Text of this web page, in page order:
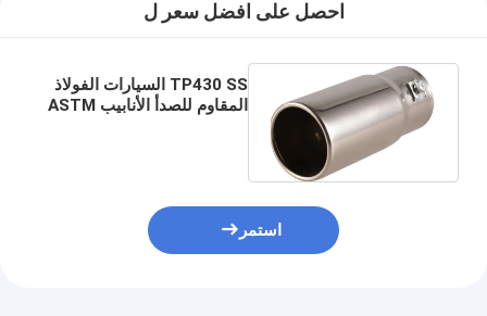
احصل على افضل سعر ل
TP430 SS السيارات الفولاذ
المقاوم للصدأ الأنابيب ASTM
استمر